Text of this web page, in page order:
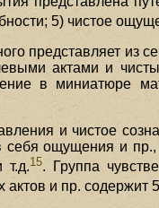
5) чистое
представляет из
актами и
в миниатюре
и чистое
себя ощущения и
т.д.15. Группа
актов и пр. содержит